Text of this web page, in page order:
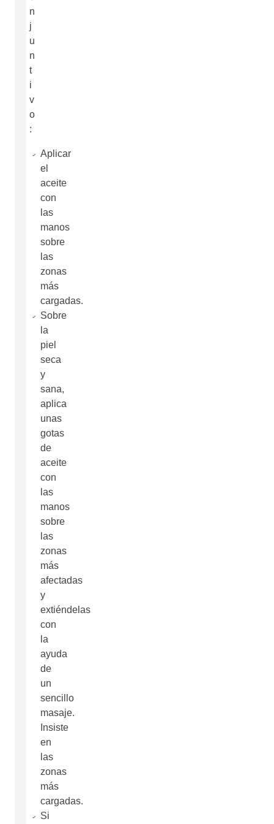
n
j
u
n
t
i
v
o
:
Aplicar
el
aceite
con
las
manos
sobre
las
zonas
más
cargadas.
Sobre
la
piel
seca
y
sana,
aplica
unas
gotas
de
aceite
con
las
manos
sobre
las
zonas
más
afectadas
y
extiéndelas
con
la
ayuda
de
un
sencillo
masaje.
Insiste
en
las
zonas
más
cargadas.
Si